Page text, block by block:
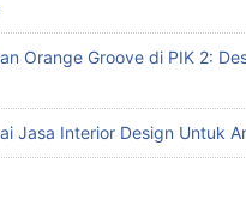
Orange Groove di PIK 2:
Jasa Interior Design Untuk